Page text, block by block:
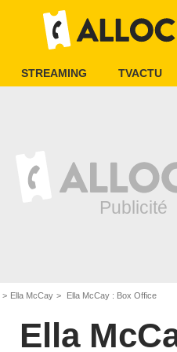
STREAMING TVACTU
Ella McCay Ella McCay : Box Office
Ella